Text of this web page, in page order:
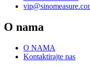
O nama
O NAMA
Kontaktirajte nas